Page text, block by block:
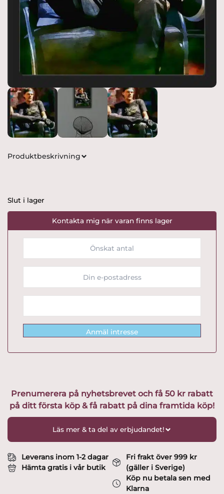
Produktbeskrivning
Slut i lager
Kontakta mig när varan finns lager
Anmäl intresse
Prenumerera på nyhetsbrevet och få 50 kr rabatt
på ditt första köp & få rabatt på dina framtida köp!
Läs mer & ta del av erbjudandet!
Leverans inom 1-2 dagar
Hämta gratis i vår butik
Fri frakt över 999 kr
(gäller i Sverige)
Köp nu betala sen med
Klarna